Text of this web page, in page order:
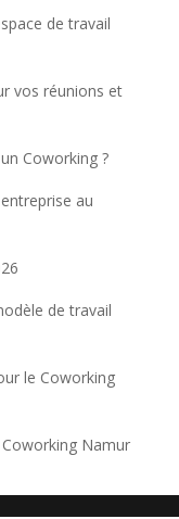
de travail
vos réunions et
Coworking ?
au
de travail
le Coworking
Namur